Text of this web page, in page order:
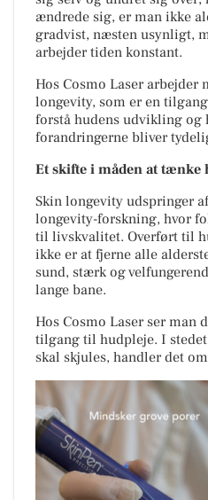
ændrede sig, er man ikke
gradvist, næsten usynligt,
arbejder tiden konstant.
Hos Cosmo Laser arbejder
longevity, som er en
forstå hudens udvikling og
forandringerne bliver
Et skifte i måden at tænke
Skin longevity udspringer
longevity-forskning, hvor
til livskvalitet. Overført til
ikke er at fjerne alle
sund, stærk og
lange bane.
Hos Cosmo Laser ser man
tilgang til hudpleje. I
skal skjules, handler det